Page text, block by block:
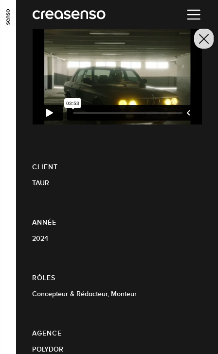
ALLER AU CONTENU PRINCIPAL
ALLER AU MENU PRINCIPAL
ALLER EN BAS DE PAGE
CLIENT
TAUR
ANNÉE
2024
RÔLES
Concepteur & Rédacteur, Monteur
AGENCE
POLYDOR